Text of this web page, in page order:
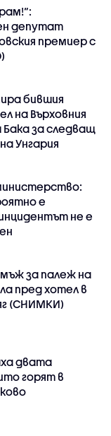
депутат
премиер с
бившия
на Върховния
за следващ
Унгария
е
не е
за палеж на
пред хотел в
(СНИМКИ)
двата
горят в